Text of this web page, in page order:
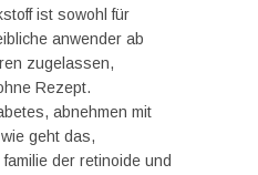
ist sowohl für
anwender ab
zugelassen,
Rezept.
abnehmen mit
geht das,
der retinoide und